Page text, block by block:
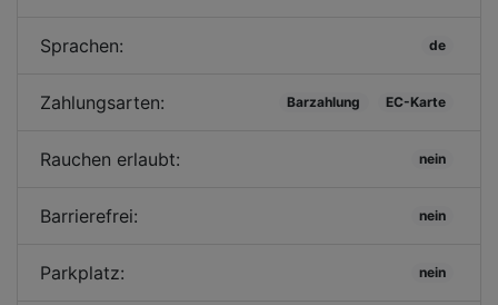
Sprachen: de
Zahlungsarten: Barzahlung EC-Karte
Rauchen erlaubt: nein
Barrierefrei: nein
Parkplatz: nein